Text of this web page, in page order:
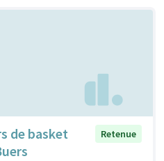
de basket
Retenue